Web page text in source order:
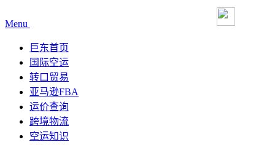
Menu
巨东首页
国际空运
转口贸易
亚马逊FBA
运价查询
跨境物流
空运知识